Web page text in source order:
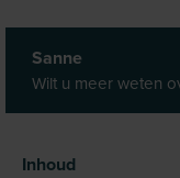
Sanne
Wilt u meer weten
Selecteer
Inhoud